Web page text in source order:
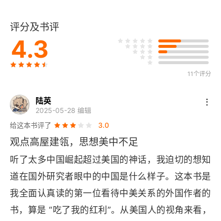
第二部分 美国如何运用软实力
软实力与美国的外交政策
拜登领导下的美国是否值得信赖？
自由国际秩序之后
第三部分 中国软实力的上升
中国崛起，他国就必须俯首？
中国软实力的上升
评分及书评
4.3
11个评分
陆英
2025-05-28 编辑
给这本书评了
3.0
观点高屋建瓴，思想美中不足
听了太多中国崛起超过美国的神话，我迫切的想知
道在国外研究者眼中的中国是什么样子。这本书是
我全面认真读的第一位看待中美关系的外国作者的
书，算是 “吃了我的红利”。从美国人的视角来看，